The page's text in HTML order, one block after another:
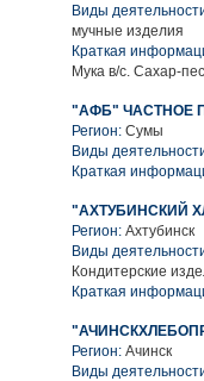
Виды
мучные изделия
Краткая
Мука в/с. Сахар-
"АФБ" ЧАСТНОЕ
Регион: Сумы
Виды
Краткая
"АХТУБИНСКИЙ
Регион: Ахтубинск
Виды
Кондитерские
Краткая
Регион: Ачинск
Виды